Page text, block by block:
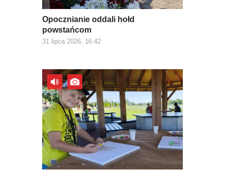
Opocznianie oddali hołd
powstańcom
31 lipca 2026, 16:42